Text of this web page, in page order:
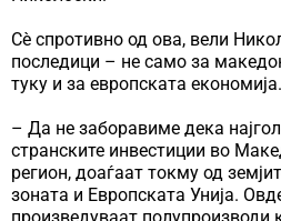
Сè спротивно од ова, вели
последици – не само за
туку и за европската економија.
– Да не заборавиме дека
странските инвестиции во
регион, доаѓаат токму од
зоната и Европската Унија.